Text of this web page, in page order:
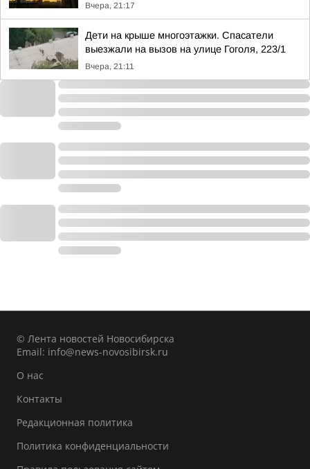
Вчера, 21:17
Дети на крыше многоэтажки. Спасатели
выезжали на вызов на улице Гоголя, 223/1
Вчера, 21:11
© Лента новостей Новосибирска
Email: info@news-novosibirsk.ru
О нас
Контакты
Редакционная политика
Политика конфиденциальности